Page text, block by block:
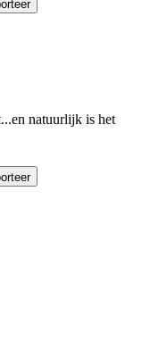
natuurlijk is het